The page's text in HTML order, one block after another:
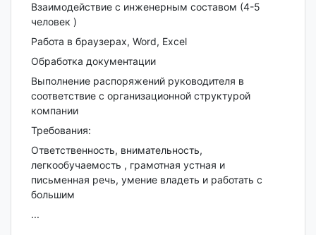
Взаимодействие с инженерным составом (4-5
человек )
Работа в браузерах, Word, Exсel
Обработка документации
Выполнение распоряжений руководителя в
соответствие с организационной структурой
компании
Требования:
Ответственность, внимательность,
легкообучаемость , грамотная устная и
письменная речь, умение владеть и работать с
большим
...